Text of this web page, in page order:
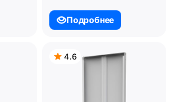
Подробнее
4.6